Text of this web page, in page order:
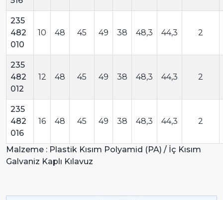
235
482
010
10 48 45 49 38 48,3 44,3 2
235
482
012
12 48 45 49 38 48,3 44,3 2
235
482
016
16 48 45 49 38 48,3 44,3 2
Malzeme : Plastik Kısım Polyamid (PA) / İç Kısım
Galvaniz Kaplı Kılavuz